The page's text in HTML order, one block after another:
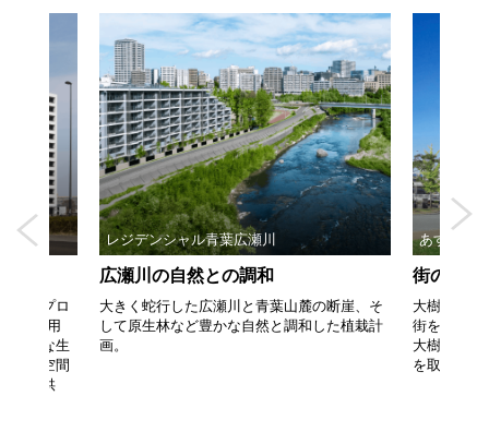
募型プロ
を採用
新たな生
交流空間
画し供
レジデンシャル青葉広瀬川
広瀬川の自然との調和
大きく蛇行した広瀬川と青葉山麓の断崖、そ
して原生林など豊かな自然と調和した植栽計
画。
あすとレ
街の未来
大樹のよう
街を見守る
大樹の幹や
を取り入れ